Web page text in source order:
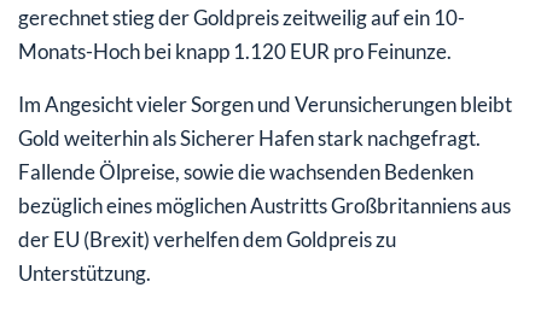
gerechnet stieg der Goldpreis zeitweilig auf ein 10-
Monats-Hoch bei knapp 1.120 EUR pro Feinunze.
Im Angesicht vieler Sorgen und Verunsicherungen bleibt
Gold weiterhin als Sicherer Hafen stark nachgefragt.
Fallende Ölpreise, sowie die wachsenden Bedenken
bezüglich eines möglichen Austritts Großbritanniens aus
der EU (Brexit) verhelfen dem Goldpreis zu
Unterstützung.